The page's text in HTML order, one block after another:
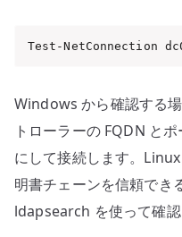
Test-NetConnection
Windows から確認する
トローラーの FQDN と
にして接続します。
明書チェーンを信頼でき
ldapsearch を使って確認